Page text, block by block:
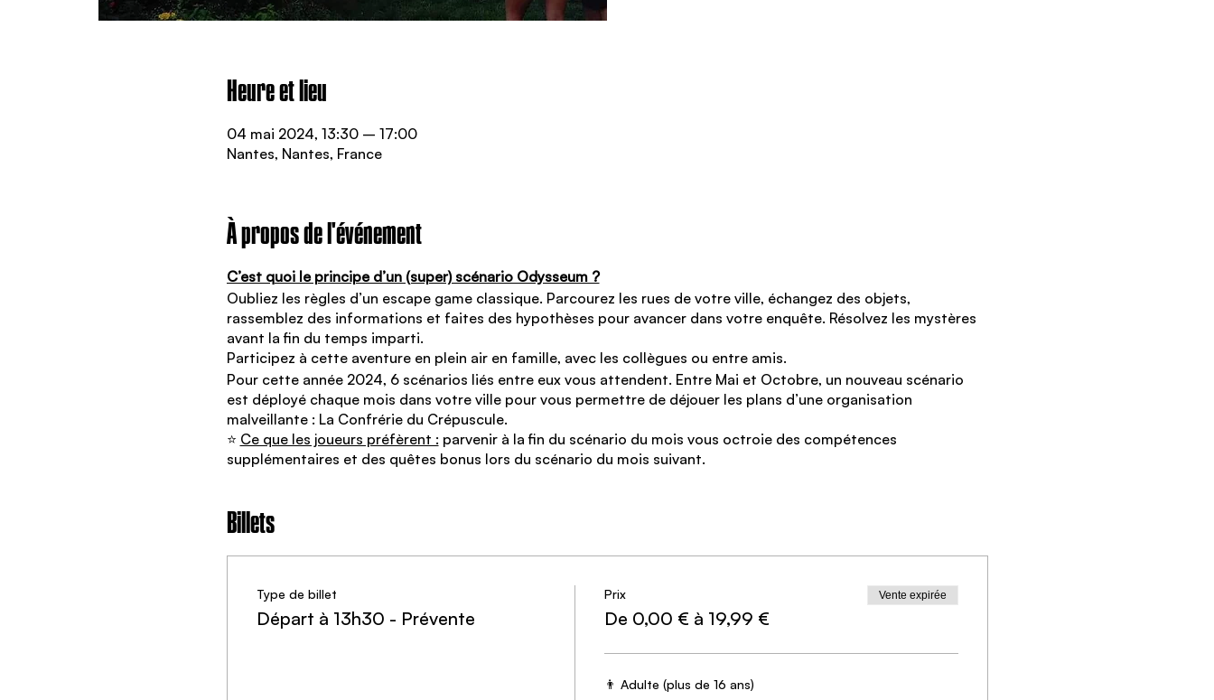
Heure et lieu
04 mai 2024, 13:30 – 17:00
Nantes, Nantes, France
À propos de l'événement
C’est quoi le principe d’un (super) scénario Odysseum ?
Oubliez les règles d’un escape game classique. Parcourez les rues de votre ville, échangez des objets,
rassemblez des informations et faites des hypothèses pour avancer dans votre enquête. Résolvez les mystères
avant la fin du temps imparti.
Participez à cette aventure en plein air en famille, avec les collègues ou entre amis.
Pour cette année 2024, 6 scénarios liés entre eux vous attendent. Entre Mai et Octobre, un nouveau scénario
est déployé chaque mois dans votre ville pour vous permettre de déjouer les plans d’une organisation
malveillante : La Confrérie du Crépuscule.
⭐️ Ce que les joueurs préfèrent : parvenir à la fin du scénario du mois vous octroie des compétences
supplémentaires et des quêtes bonus lors du scénario du mois suivant.
Agents,
Rendez-vous au point de rencontre habituel, un agent sous couverture vous transmettra le dossier de mission. Nous
comptons sur vous pour reprendre l'enquête et faire la lumière sur ce qu'il se passe dans notre ville.
Billets
Type de billet
Départ à 13h30 - Prévente
Prix
De 0,00 € à 19,99 €
Vente expirée
👨 Adulte (plus de 16 ans)